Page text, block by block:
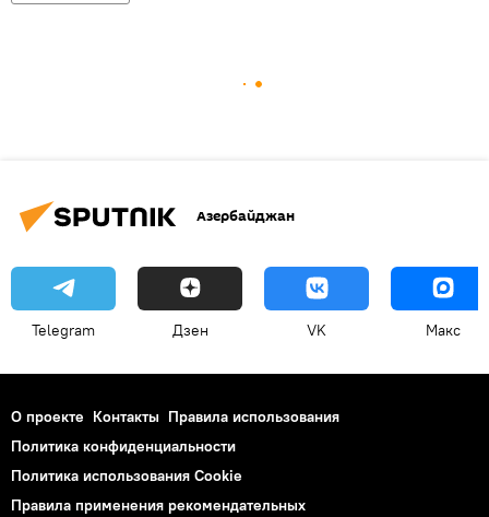
Азербайджан
Telegram Дзен VK Макс
О проекте Контакты Правила использования
Политика конфиденциальности
Политика использования Cookie
Правила применения рекомендательных